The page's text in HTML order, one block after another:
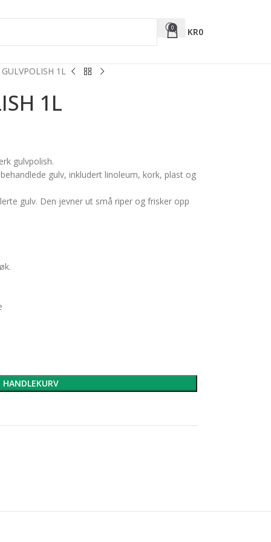
0 KR0
1L
1L
gulvpolish.
gulv, inkludert linoleum, kork, plast og
gulv. Den jevner ut små riper og frisker opp
HANDLEKURV